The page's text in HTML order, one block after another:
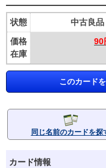
状態
価格
在庫
中古良品
90
このカード
同じ名前のカードを探
カード情報